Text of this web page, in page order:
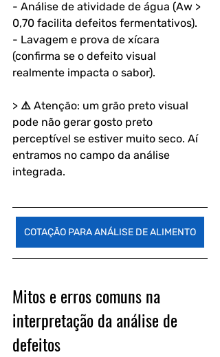
- Análise de atividade de água (Aw >
0,70 facilita defeitos fermentativos).
- Lavagem e prova de xícara
(confirma se o defeito visual
realmente impacta o sabor).
> ⚠️ Atenção: um grão preto visual
pode não gerar gosto preto
perceptível se estiver muito seco. Aí
entramos no campo da análise
integrada.
COTAÇÃO PARA ANÁLISE DE ALIMENTO
Mitos e erros comuns na
interpretação da análise de
defeitos